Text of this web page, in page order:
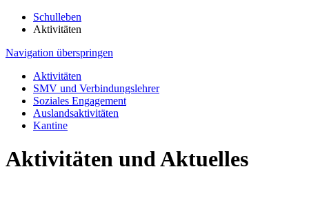
Schulleben
Aktivitäten
Navigation überspringen
Aktivitäten
SMV und Verbindungslehrer
Soziales Engagement
Auslandsaktivitäten
Kantine
Aktivitäten und Aktuelles